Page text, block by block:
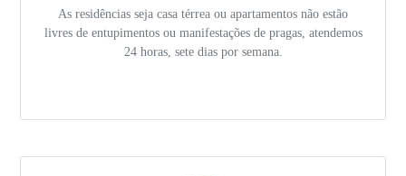
As residências seja casa térrea ou apartamentos não estão
livres de entupimentos ou manifestações de pragas, atendemos
24 horas, sete dias por semana.